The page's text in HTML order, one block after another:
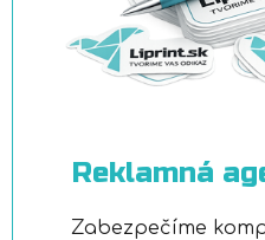
Reklamná
Zabezpečíme